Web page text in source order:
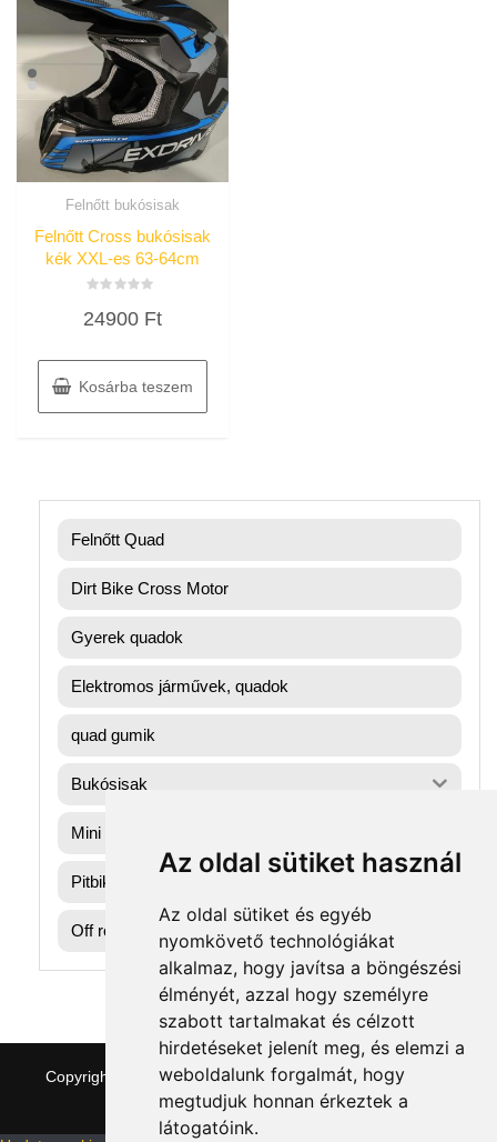
Az oldal sütiket használ
Az oldal sütiket és egyéb
nyomkövető technológiákat
alkalmaz, hogy javítsa a böngészési
élményét, azzal hogy személyre
szabott tartalmakat és célzott
hirdetéseket jelenít meg, és elemzi a
weboldalunk forgalmát, hogy
megtudjuk honnan érkeztek a
látogatóink.
Felnőtt bukósisak
Felnőtt Cross bukósisak
kék XXL-es 63-64cm
0
24900 Ft
Kosárba teszem
Felnőtt Quad
Dirt Bike Cross Motor
Gyerek quadok
Elektromos járművek, quadok
quad gumik
Bukósisak
Mini gyerek quad
Pitbike dirtbike gumik
Off road motorok
Copyright © 2026 quaddepo.com | Theme: NewStore
ThemeFarmer